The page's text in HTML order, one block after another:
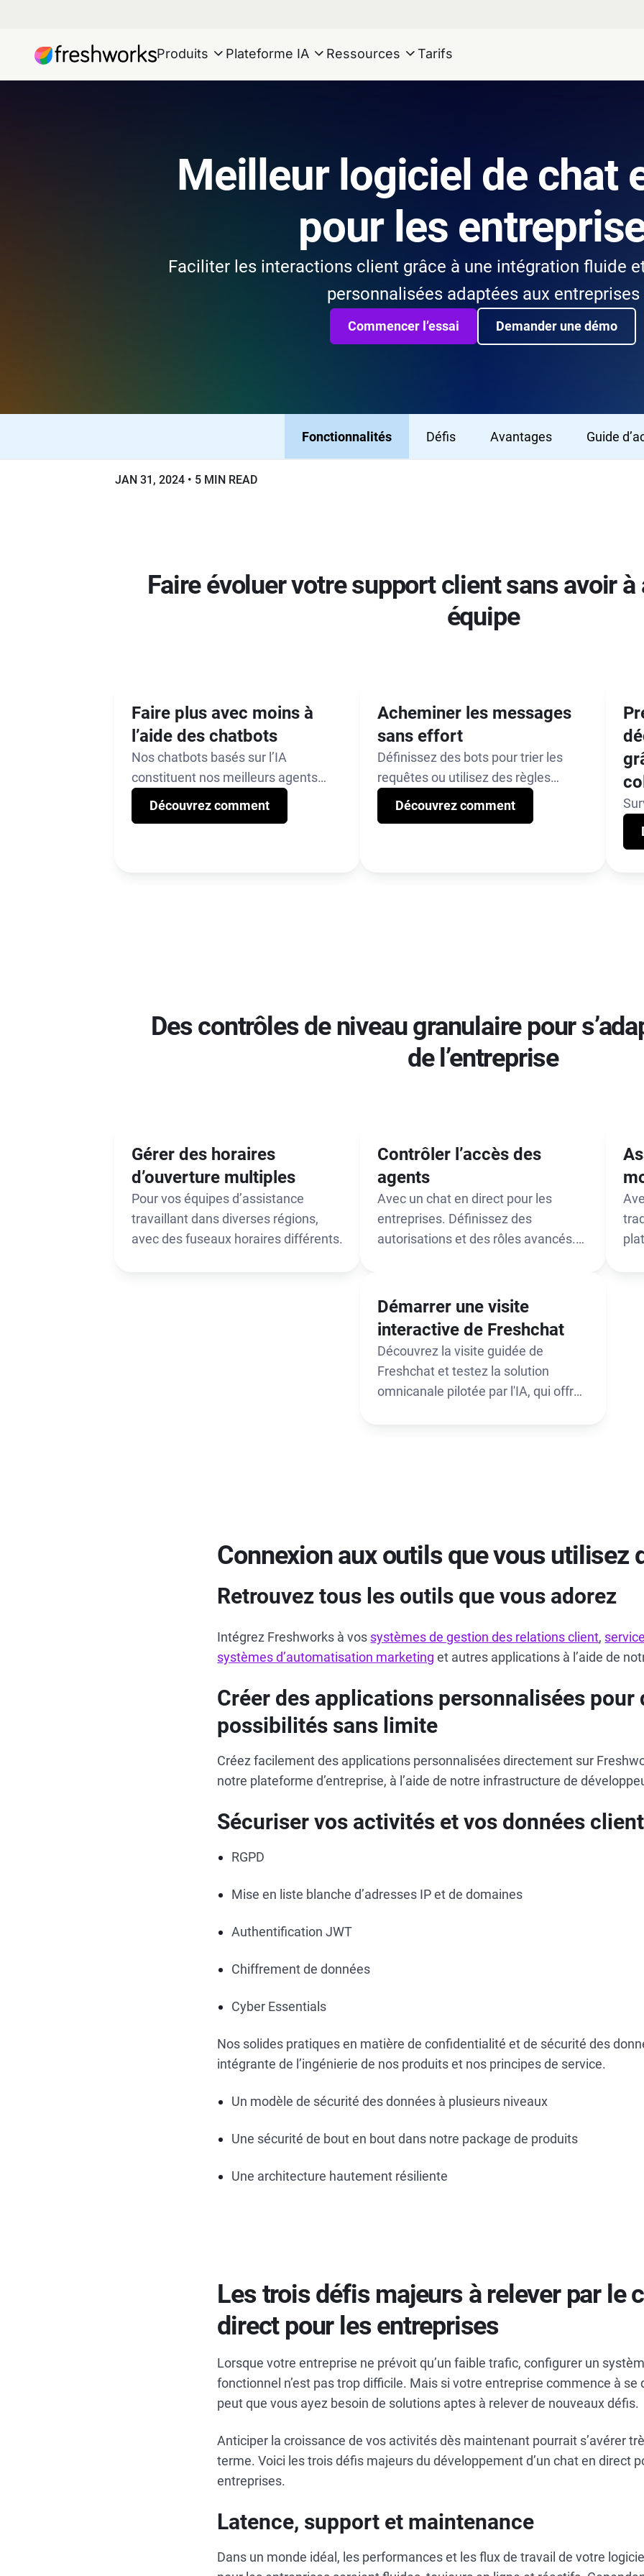
Produits Plateforme IA Ressources Tarifs
Meilleur logiciel de chat
pour les
Faciliter les interactions client grâce à une intégration fluide
personnalisées adaptées aux entreprises
Commencer l’essai Demander une démo
Fonctionnalités Défis Avantages Guide
JAN 31, 2024 5 MIN READ
Faire évoluer votre support client sans avoir
équipe
Faire plus avec moins à
l’aide des chatbots
Nos chatbots basés sur l’IA
constituent nos meilleurs agents
disponibles 24 h/24 et 7 j/7.
Déployez-les à l’aide de notre
Découvrez comment
Acheminer les messages
sans effort
Définissez des bots pour trier les
requêtes ou utilisez des règles
d’attribution avancées pour
acheminer les messages vers les
Découvrez comment
Des contrôles de niveau granulaire pour
de l’entreprise
Gérer des horaires
d’ouverture multiples
Pour vos équipes d’assistance
travaillant dans diverses régions,
avec des fuseaux horaires différents.
Contrôler l’accès des
agents
Avec un chat en direct pour les
entreprises. Définissez des
autorisations et des rôles avancés.
agent peut faire et voir.
Démarrer une visite
interactive de Freshchat
Découvrez la visite guidée de
Freshchat et testez la solution
omnicanale pilotée par l'IA, qui offre
Connexion aux outils que vous utilisez
Retrouvez tous les outils que vous adorez
Intégrez Freshworks à vos systèmes de gestion des relations client,
systèmes d’automatisation marketing et autres applications à l’aide de
Créer des applications personnalisées pour
possibilités sans limite
Créez facilement des applications personnalisées directement sur
notre plateforme d’entreprise, à l’aide de notre infrastructure de
Sécuriser vos activités et vos données client
RGPD
Mise en liste blanche d’adresses IP et de domaines
Authentification JWT
Chiffrement de données
Cyber Essentials
Nos solides pratiques en matière de confidentialité et de sécurité des
intégrante de l’ingénierie de nos produits et nos principes de service.
Un modèle de sécurité des données à plusieurs niveaux
Une sécurité de bout en bout dans notre package de produits
Une architecture hautement résiliente
Les trois défis majeurs à relever par le
direct pour les entreprises
Lorsque votre entreprise ne prévoit qu’un faible trafic, configurer un
fonctionnel n’est pas trop difficile. Mais si votre entreprise commence à se
peut que vous ayez besoin de solutions aptes à relever de nouveaux défis.
Anticiper la croissance de vos activités dès maintenant pourrait s’avérer
terme. Voici les trois défis majeurs du développement d’un chat en direct
entreprises.
Latence, support et maintenance
Dans un monde idéal, les performances et les flux de travail de votre